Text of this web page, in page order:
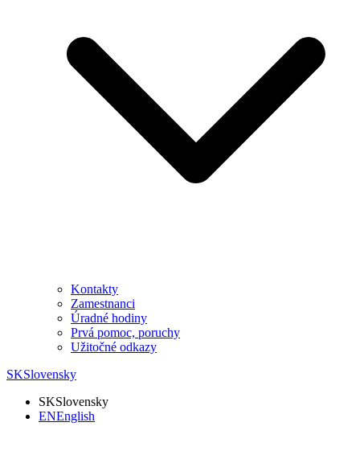
Kontakty
Zamestnanci
Úradné hodiny
Prvá pomoc, poruchy
Užitočné odkazy
SKSlovensky
SKSlovensky
ENEnglish